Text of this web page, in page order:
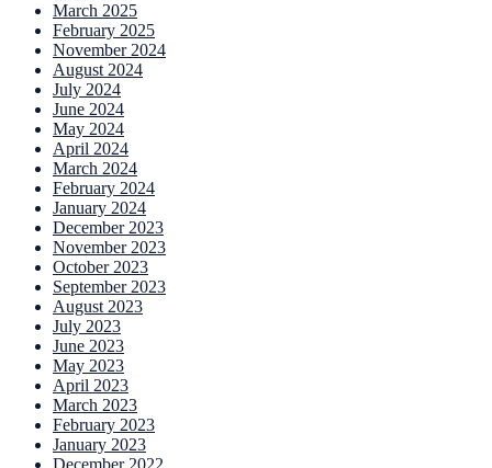
March 2025
February 2025
November 2024
August 2024
July 2024
June 2024
May 2024
April 2024
March 2024
February 2024
January 2024
December 2023
November 2023
October 2023
September 2023
August 2023
July 2023
June 2023
May 2023
April 2023
March 2023
February 2023
January 2023
December 2022